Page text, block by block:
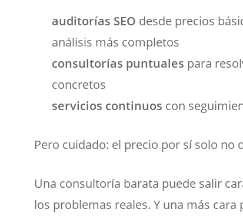
auditorías SEO desde precios
análisis más completos
consultorías puntuales para
concretos
servicios continuos con
Pero cuidado: el precio por sí solo no
Una consultoría barata puede salir
los problemas reales. Y una más cara